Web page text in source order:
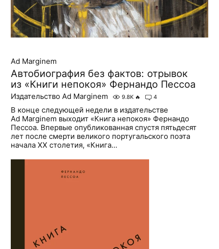
Ad Marginem
Автобиография без фактов: отрывок
из «Книги непокоя» Фернандо Пессоа
Издательство Ad Marginem 9.8K 🔥 4
В конце следующей недели в издательстве
Ad Marginem выходит «Книга непокоя» Фернандо
Пессоа. Впервые опубликованная спустя пятьдесят
лет после смерти великого португальского поэта
начала ХХ столетия, «Книга...